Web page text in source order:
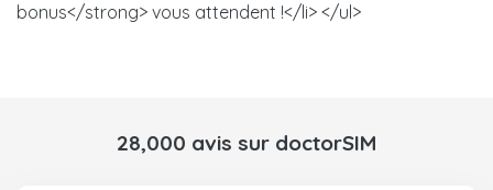
bonus</strong> vous attendent !</li> </ul>
28,000 avis sur doctorSIM